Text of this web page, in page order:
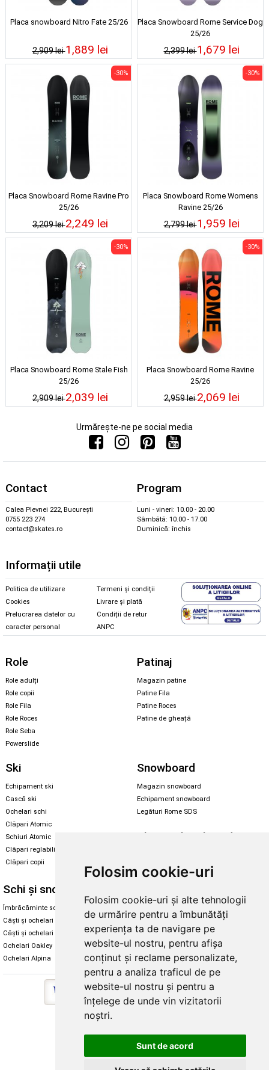
Folosim cookie-uri
Folosim cookie-uri și alte tehnologii
de urmărire pentru a îmbunătăți
experiența ta de navigare pe
website-ul nostru, pentru afișa
conținut și reclame personalizate,
pentru a analiza traficul de pe
website-ul nostru și pentru a
înțelege de unde vin vizitatorii
noștri.
Sunt de acord
Placa snowboard Nitro Fate 25/26
2,909 lei1,889 lei
Placa Snowboard Rome Service Dog
25/26
2,399 lei1,679 lei
Placa Snowboard Rome Ravine Pro
25/26
3,209 lei
-30%
2,249 lei
Placa Snowboard Rome Womens
Ravine 25/26
2,799 lei
-30%
1,959 lei
Placa Snowboard Rome Stale Fish
25/26
2,909 lei
-30%
2,039 lei
Placa Snowboard Rome Ravine
25/26
2,959 lei
-30%
2,069 lei
Urmărește-ne pe social media
Contact
Calea Plevnei 222, București
0755 223 274
contact@skates.ro
Program
Luni - vineri: 10.00 - 20.00
Sâmbătă: 10.00 - 17.00
Duminică: închis
Informații utile
Politica de utilizare
Cookies
Prelucrarea datelor cu
caracter personal
Termeni și condiții
Livrare și plată
Condiții de retur
ANPC
Role
Role adulți
Role copii
Role Fila
Role Roces
Role Seba
Powerslide
Patinaj
Magazin patine
Patine Fila
Patine Roces
Patine de gheață
Ski
Echipament ski
Cască ski
Ochelari schi
Clăpari Atomic
Schiuri Atomic
Clăpari reglabili
Clăpari copii
Snowboard
Magazin snowboard
Echipament snowboard
Legături Rome SDS
Skate & longboard
Enuff Skateboards
Schi și snowboard
Îmbrăcăminte schi și snowboard
Căști și ochelari de iarnă
Căști și ochelari Alpina
Ochelari Oakley
Ochelari Alpina
Cum aleg rolele
Cum aleg ochelarii
Ochelari de soare Oakley
Ochelari de soare Alpina
Intretinere manusi
Copyright © 2026 Skates.ro | SC Zmart Skating SRL